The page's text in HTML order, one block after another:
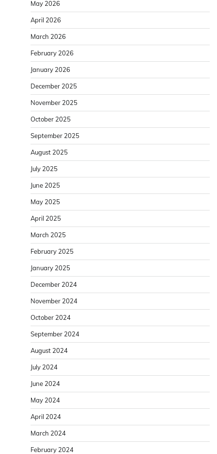
May 2026
April 2026
March 2026
February 2026
January 2026
December 2025
November 2025
October 2025
September 2025
August 2025
July 2025
June 2025
May 2025
April 2025
March 2025
February 2025
January 2025
December 2024
November 2024
October 2024
September 2024
August 2024
July 2024
June 2024
May 2024
April 2024
March 2024
February 2024